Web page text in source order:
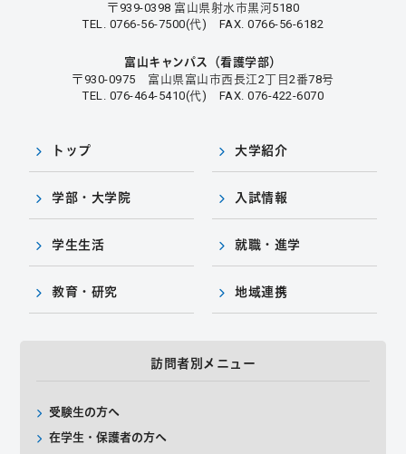
〒939-0398 富山県射水市黒河5180
TEL. 0766-56-7500(代) FAX. 0766-56-6182
富山キャンパス（看護学部）
〒930-0975 富山県富山市西長江2丁目2番78号
TEL. 076-464-5410(代) FAX. 076-422-6070
トップ 大学紹介
学部・大学院 入試情報
学生生活 就職・進学
教育・研究 地域連携
訪問者別メニュー
受験生の方へ
在学生・保護者の方へ